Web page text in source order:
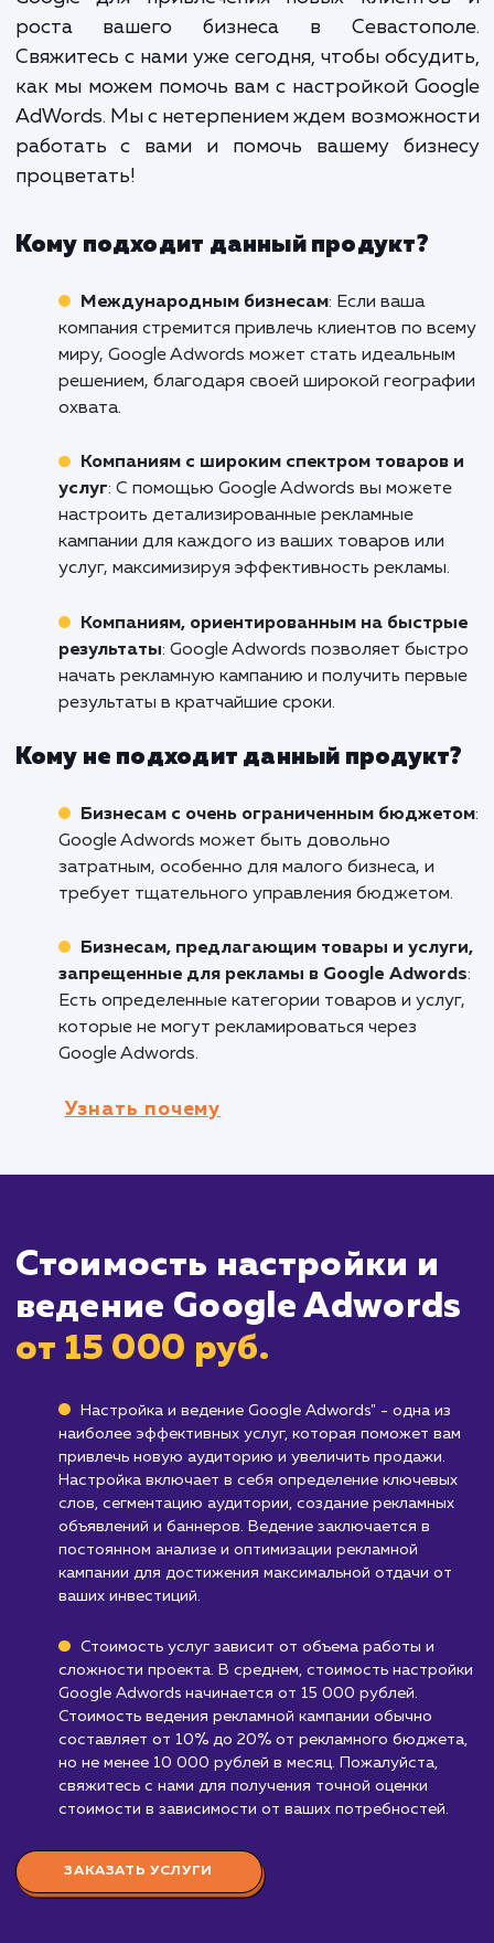
сложный процесс, который
глубоких знаний и опыта. Мы,
профессиональное
агентство, обладаем
навыками и опытом, чтобы помочь
для роста вашего бизнеса.
Не упустите возможность использовать
роста вашего бизнеса в
Свяжитесь с нами уже сегодня, чтобы
как мы можем помочь вам с настройкой
AdWords. Мы с нетерпением ждем
Кому подходит данный продукт?
Международным бизнесам: Если ваша
компания стремится привлечь клиентов по
миру, Google Adwords может стать
решением, благодаря своей широкой
охвата.
Компаниям с широким спектром
услуг: С помощью Google Adwords вы
настроить детализированные рекламные
кампании для каждого из ваших товаров или
Кому не подходит данный
Бизнесам с очень ограниченным
Google Adwords может быть довольно
затратным, особенно для малого бизнеса, и
требует тщательного управления
Бизнесам, предлагающим товары и
запрещенные для рекламы в Google
Есть определенные категории товаров и
которые не могут рекламироваться через
Узнать почему
Стоимость настройки и
ведение Google